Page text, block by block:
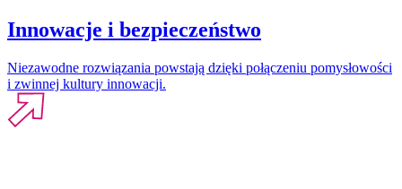
Innowacje i bezpieczeństwo
Niezawodne rozwiązania powstają dzięki połączeniu pomysłowości
i zwinnej kultury innowacji.